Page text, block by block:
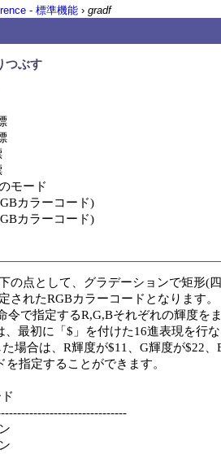
- 標準機能 › gradf
つぶす
モード
カラーコード)
カラーコード)
の点として、グラデーションで矩形(
されたRGBカラーコードとなります。
令で指定するR,G,Bそれぞれの輝度を
最初に「$」を付けた16進表現を行な
た場合は、R輝度が$11、G輝度が
指定することができます。